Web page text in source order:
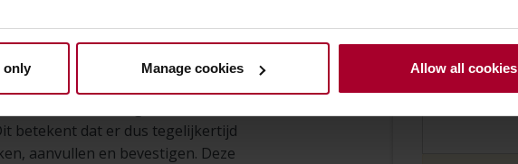
only Manage cookies Allow all cookies
software
u de beschikking over een
betekent dat er dus tegelijkertijd
aanvullen en bevestigen. Deze